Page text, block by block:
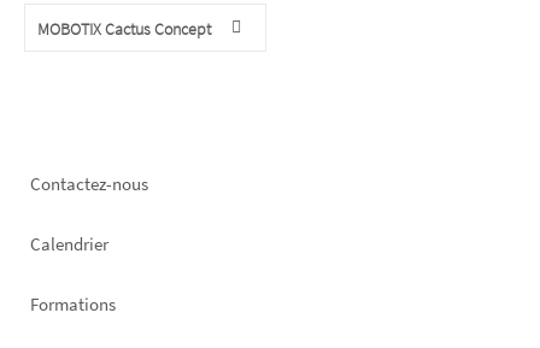
MOBOTIX Cactus Concept
Footer
Contactez-nous
Calendrier
Formations